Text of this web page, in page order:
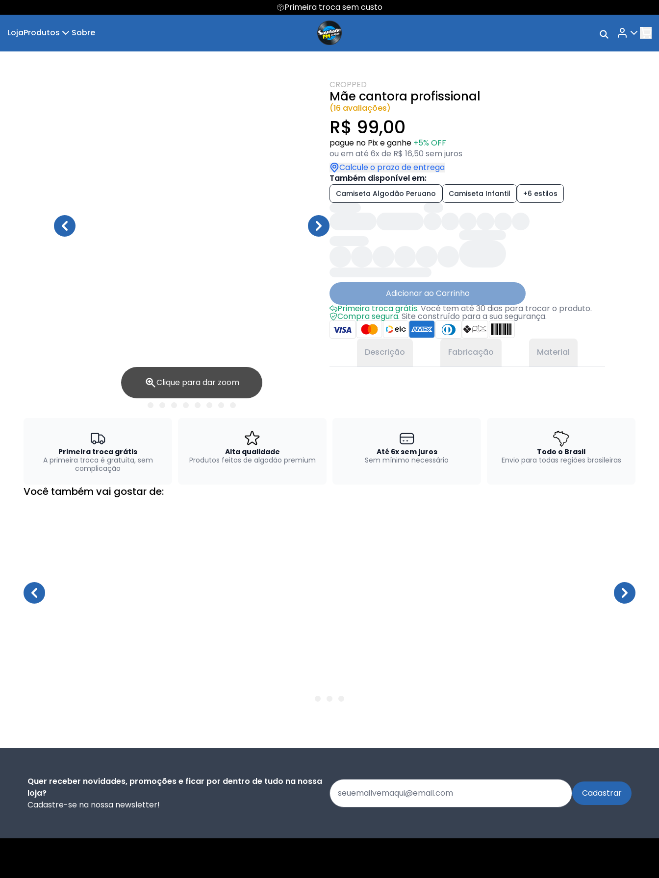
Primeira troca sem custo
LojaProdutos
Camiseta
Camiseta Infantil Regata
Cropped
Sobre
Rastrear Meu
Clique para dar zoom
CROPPED
Mãe cantora profissional
(16 avaliações)
R$ 99,00
pague no Pix e ganhe +5% OFF
ou em até 6x de R$ 16,50 sem juros
Calcule o prazo de entrega
Também disponível em:
Camiseta Algodão Peruano Camiseta Infantil +6 estilos
Adicionar ao Carrinho
Primeira troca grátis.Você tem até 30 dias para trocar o produto.
Compra segura.Site construído para a sua segurança.
Descrição Fabricação Material
Primeira troca grátis
A primeira troca é gratuita, sem
complicação
Alta qualidade
Produtos feitos de algodão premium
Até 6x sem juros
Sem mínimo necessário
Todo o Brasil
Envio para todas regiões brasileiras
Você também vai gostar de:
Quer receber novidades, promoções e ficar por dentro de tudo na nossa
loja?
Cadastre-se na nossa newsletter!